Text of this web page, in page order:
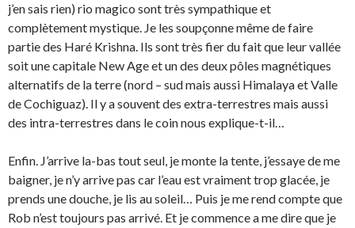
j’en sais rien) rio magico sont très sympathique et
complètement mystique. Je les soupçonne même de faire
partie des Haré Krishna. Ils sont très fier du fait que leur vallée
soit une capitale New Age et un des deux pôles magnétiques
alternatifs de la terre (nord – sud mais aussi Himalaya et Valle
de Cochiguaz). Il y a souvent des extra-terrestres mais aussi
des intra-terrestres dans le coin nous explique-t-il…
Enfin. J’arrive la-bas tout seul, je monte la tente, j’essaye de me
baigner, je n’y arrive pas car l’eau est vraiment trop glacée, je
prends une douche, je lis au soleil… Puis je me rend compte que
Rob n’est toujours pas arrivé. Et je commence a me dire que je